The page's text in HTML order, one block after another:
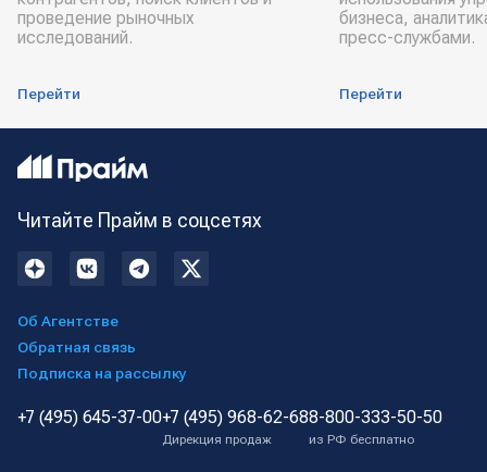
проведение рыночных
исследований.
Перейти
бизнеса,
пресс-службами.
Перейти
Читайте Прайм в соцсетях
Об Агентстве
Обратная связь
Подписка на рассылку
+7 (495) 645-37-00+7 (495) 968-62-68
Дирекция продаж
8-800-333-50-50
из РФ бесплатно